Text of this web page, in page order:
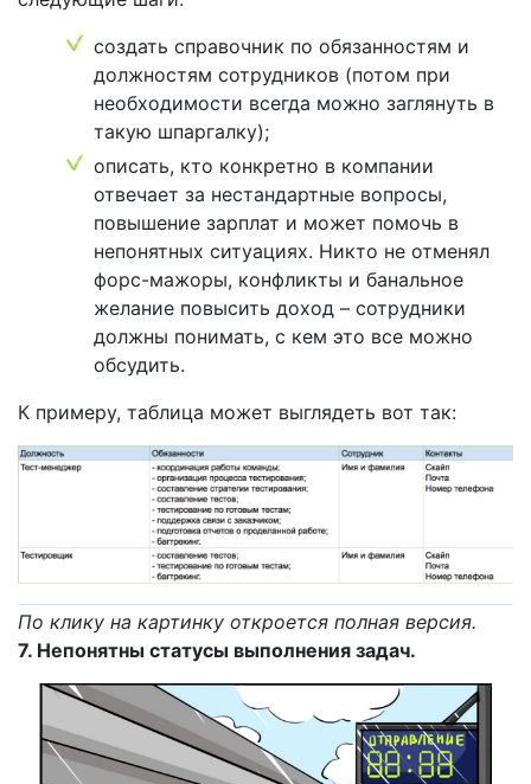
создать справочник по обязанностям и
должностям сотрудников (потом при
необходимости всегда можно заглянуть в
такую шпаргалку);
описать, кто конкретно в компании
отвечает за нестандартные вопросы,
повышение зарплат и может помочь в
непонятных ситуациях. Никто не отменял
форс-мажоры, конфликты и банальное
желание повысить доход – сотрудники
должны понимать, с кем это все можно
обсудить.
К примеру, таблица может выглядеть вот так:
По клику на картинку откроется полная версия.
7. Непонятны статусы выполнения задач.